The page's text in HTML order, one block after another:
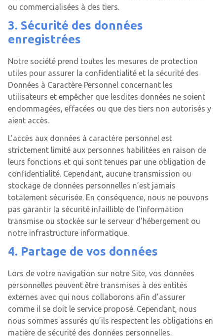
ou commercialisées à des tiers.
3. Sécurité des données
enregistrées
Notre société prend toutes les mesures de protection
utiles pour assurer la confidentialité et la sécurité des
Données à Caractère Personnel concernant les
utilisateurs et empêcher que lesdites données ne soient
endommagées, effacées ou que des tiers non autorisés y
aient accès.
L’accès aux données à caractère personnel est
strictement limité aux personnes habilitées en raison de
leurs fonctions et qui sont tenues par une obligation de
confidentialité. Cependant, aucune transmission ou
stockage de données personnelles n’est jamais
totalement sécurisée. En conséquence, nous ne pouvons
pas garantir la sécurité infaillible de l’information
transmise ou stockée sur le serveur d’hébergement ou
notre infrastructure informatique.
4. Partage de vos données
Lors de votre navigation sur notre Site, vos données
personnelles peuvent être transmises à des entités
externes avec qui nous collaborons afin d’assurer
comme il se doit le service proposé. Cependant, nous
nous sommes assurés qu’ils respectent les obligations en
matière de sécurité des données personnelles.